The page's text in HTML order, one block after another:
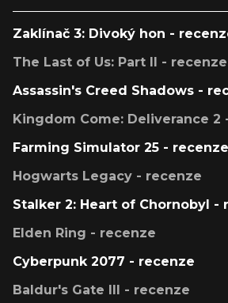
Zaklínač 3: Divoký hon -
The Last of Us: Part II - recenze
Assassin's Creed Shadows -
Kingdom Come: Deliverance 2
Farming Simulator 25 - recenze
Hogwarts Legacy - recenze
Stalker 2: Heart of Chornobyl -
Elden Ring - recenze
Cyberpunk 2077 - recenze
Baldur's Gate III - recenze